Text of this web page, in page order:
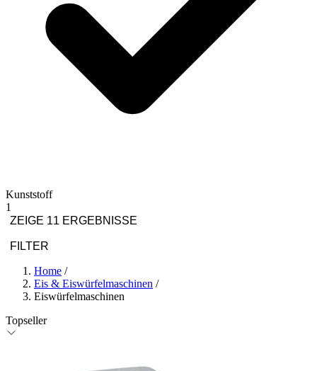
Kunststoff
1
ZEIGE 11 ERGEBNISSE
FILTER
Home /
Eis & Eiswürfelmaschinen /
Eiswürfelmaschinen
Topseller